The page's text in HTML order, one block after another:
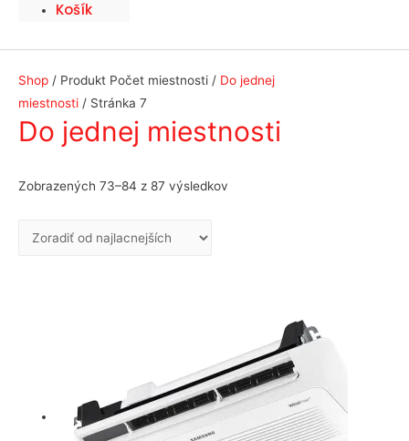
Košík
Shop / Produkt Počet miestnosti / Do jednej
miestnosti / Stránka 7
Do jednej miestnosti
Zobrazených 73–84 z 87 výsledkov